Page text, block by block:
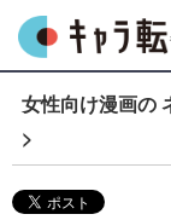
女性向け漫画の
>